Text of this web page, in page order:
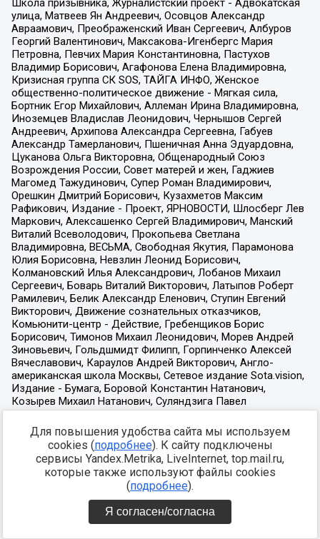
Для повышения удобства сайта мы используем
cookies (подробнее). К сайту подключены
сервисы Yandex.Metrika, LiveInternet, top.mail.ru,
которые также используют файлы cookies
(подробнее).
Я согласен/согласна